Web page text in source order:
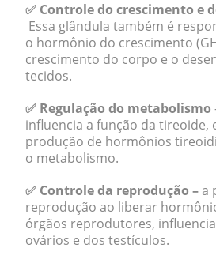
✅ Controle do crescimento e
Essa glândula também é
o hormônio do crescimento
crescimento do corpo e o
tecidos.
✅ Regulação do metabolismo
influencia a função da tireoide,
produção de hormônios
o metabolismo.
✅ Controle da reprodução –a
reprodução ao liberar
órgãos reprodutores,
ovários e dos testículos.